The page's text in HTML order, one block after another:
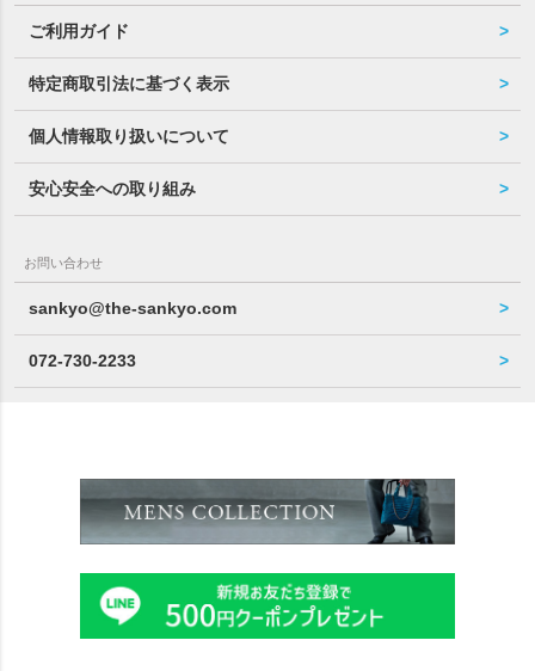
ご利用ガイド
特定商取引法に基づく表示
個人情報取り扱いについて
安心安全への取り組み
お問い合わせ
sankyo@the-sankyo.com
072-730-2233